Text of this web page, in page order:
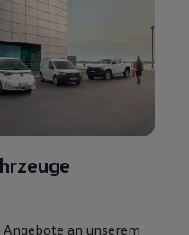
an unserem